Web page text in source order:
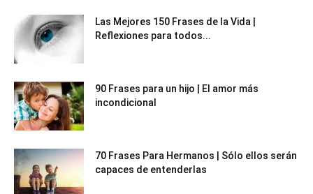
Las Mejores 150 Frases de la Vida |
Reflexiones para todos...
90 Frases para un hijo | El amor más
incondicional
70 Frases Para Hermanos | Sólo ellos serán
capaces de entenderlas